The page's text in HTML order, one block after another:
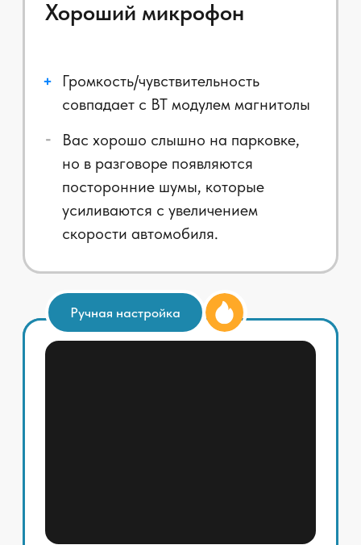
Для всех
автомобилей. Всегда
на связи!